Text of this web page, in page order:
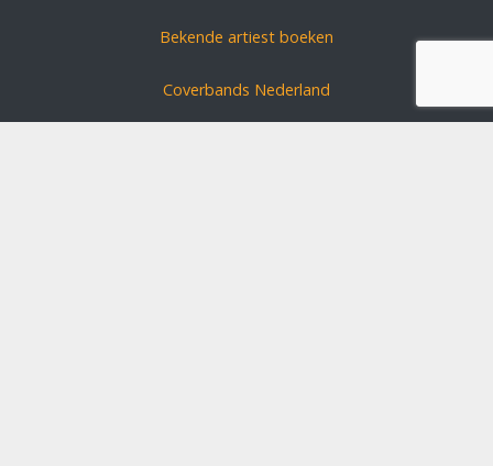
Bekende artiest boeken
Coverbands Nederland